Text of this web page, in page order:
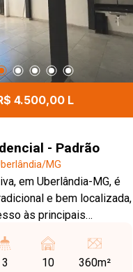
4.500,00 L
- Padrão
MG
em Uberlândia-MG, é
e bem localizada,
às principais
de comércios, escolas,
e serviços. Sua
3
10
360m²